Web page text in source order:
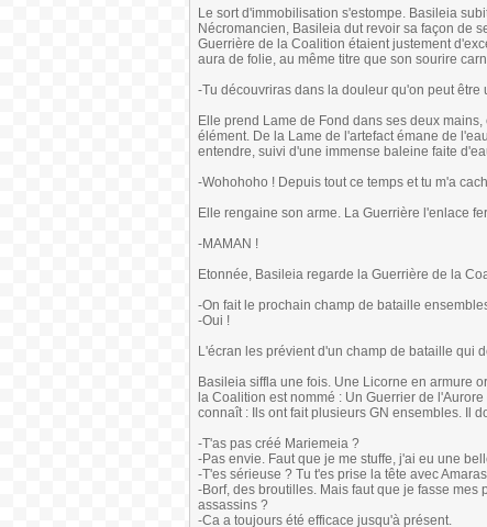
Le sort d'immobilisation s'estompe. Basileia
Nécromancien, Basileia dut revoir sa façon de
Guerrière de la Coalition étaient justement
aura de folie, au même titre que son sourire
-Tu découvriras dans la douleur qu'on peut
Elle prend Lame de Fond dans ses deux
élément. De la Lame de l'artefact émane de
entendre, suivi d'une immense baleine faite
-Wohohoho ! Depuis tout ce temps et tu m'a
Elle rengaine son arme. La Guerrière l'enlace
-MAMAN !
Etonnée, Basileia regarde la Guerrière de la
-On fait le prochain champ de bataille
-Oui !
L'écran les prévient d'un champ de bataille qui
Basileia siffla une fois. Une Licorne en armure
la Coalition est nommé : Un Guerrier de
connaît : Ils ont fait plusieurs GN ensembles. Il
-T'as pas créé Mariemeia ?
-Pas envie. Faut que je me stuffe, j'ai eu une
-T'es sérieuse ? Tu t'es prise la tête avec
-Borf, des broutilles. Mais faut que je fasse
assassins ?
-Ca a toujours été efficace jusqu'à présent.